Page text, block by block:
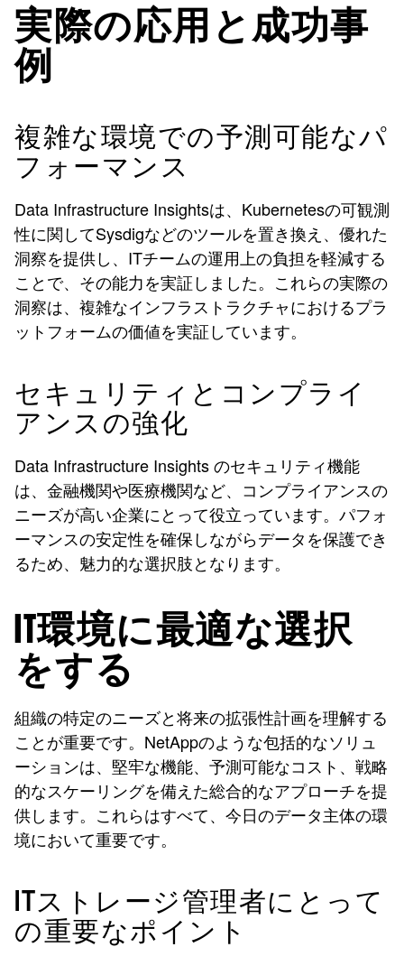
実際の応用と成功事
例
複雑な環境での予測可能なパ
フォーマンス
Data Infrastructure Insightsは、Kubernetesの可観測
性に関してSysdigなどのツールを置き換え、優れた
洞察を提供し、ITチームの運用上の負担を軽減する
ことで、その能力を実証しました。これらの実際の
洞察は、複雑なインフラストラクチャにおけるプラ
ットフォームの価値を実証しています。
セキュリティとコンプライ
アンスの強化
Data Infrastructure Insights のセキュリティ機能
は、金融機関や医療機関など、コンプライアンスの
ニーズが高い企業にとって役立っています。パフォ
ーマンスの安定性を確保しながらデータを保護でき
るため、魅力的な選択肢となります。
IT環境に最適な選択
をする
組織の特定のニーズと将来の拡張性計画を理解する
ことが重要です。NetAppのような包括的なソリュ
ーションは、堅牢な機能、予測可能なコスト、戦略
的なスケーリングを備えた総合的なアプローチを提
供します。これらはすべて、今日のデータ主体の環
境において重要です。
ITストレージ管理者にとって
の重要なポイント